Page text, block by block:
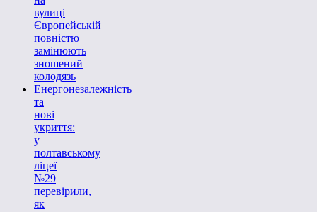
вулиці
Європейській
повністю
замінюють
зношений
колодязь
Енергонезалежність
та
нові
укриття:
у
полтавському
ліцеї
№29
перевірили,
як